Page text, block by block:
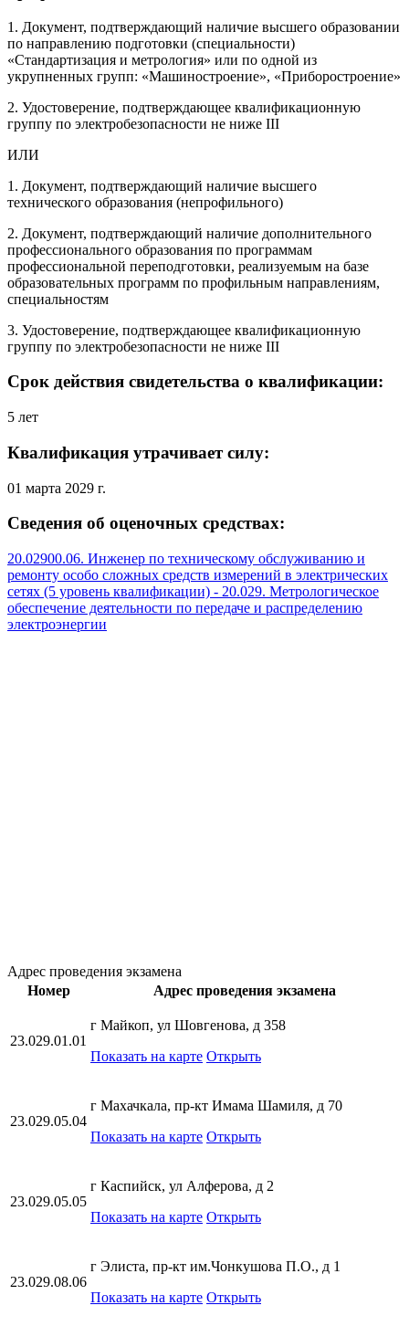
1. Документ, подтверждающий наличие высшего образовании
по направлению подготовки (специальности)
«Стандартизация и метрология» или по одной из
укрупненных групп: «Машиностроение», «Приборостроение»
2. Удостоверение, подтверждающее квалификационную
группу по электробезопасности не ниже III
ИЛИ
1. Документ, подтверждающий наличие высшего
технического образования (непрофильного)
2. Документ, подтверждающий наличие дополнительного
профессионального образования по программам
профессиональной переподготовки, реализуемым на базе
образовательных программ по профильным направлениям,
специальностям
3. Удостоверение, подтверждающее квалификационную
группу по электробезопасности не ниже III
Срок действия свидетельства о квалификации:
5 лет
Квалификация утрачивает силу:
01 марта 2029 г.
Сведения об оценочных средствах:
20.02900.06. Инженер по техническому обслуживанию и
ремонту особо сложных средств измерений в электрических
сетях (5 уровень квалификации) - 20.029. Метрологическое
обеспечение деятельности по передаче и распределению
электроэнергии
Адрес проведения экзамена
Номер
Адрес проведения экзамена
23.029.01.01
г Майкоп, ул Шовгенова, д 358
Показать на карте Открыть
23.029.05.04
г Махачкала, пр-кт Имама Шамиля, д 70
Показать на карте Открыть
23.029.05.05
г Каспийск, ул Алферова, д 2
Показать на карте Открыть
23.029.08.06
г Элиста, пр-кт им.Чонкушова П.О., д 1
Показать на карте Открыть